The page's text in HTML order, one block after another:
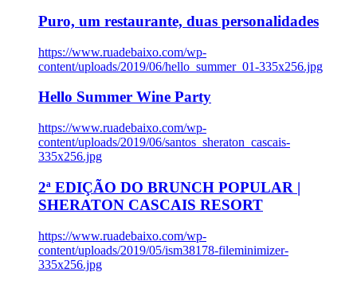
Puro, um restaurante, duas personalidades
https://www.ruadebaixo.com/wp-
content/uploads/2019/06/hello_summer_01-335x256.jpg
Hello Summer Wine Party
https://www.ruadebaixo.com/wp-
content/uploads/2019/06/santos_sheraton_cascais-
335x256.jpg
2ª EDIÇÃO DO BRUNCH POPULAR |
SHERATON CASCAIS RESORT
https://www.ruadebaixo.com/wp-
content/uploads/2019/05/ism38178-fileminimizer-
335x256.jpg